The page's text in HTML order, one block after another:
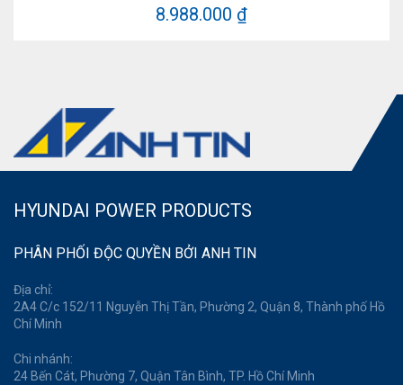
8.988.000 ₫
HYUNDAI POWER PRODUCTS
PHÂN PHỐI ĐỘC QUYỀN BỞI ANH TIN
Địa chỉ:
2A4 C/c 152/11 Nguyễn Thị Tần, Phường 2, Quận 8, Thành phố Hồ
Chí Minh
Chi nhánh:
24 Bến Cát, Phường 7, Quận Tân Bình, TP. Hồ Chí Minh